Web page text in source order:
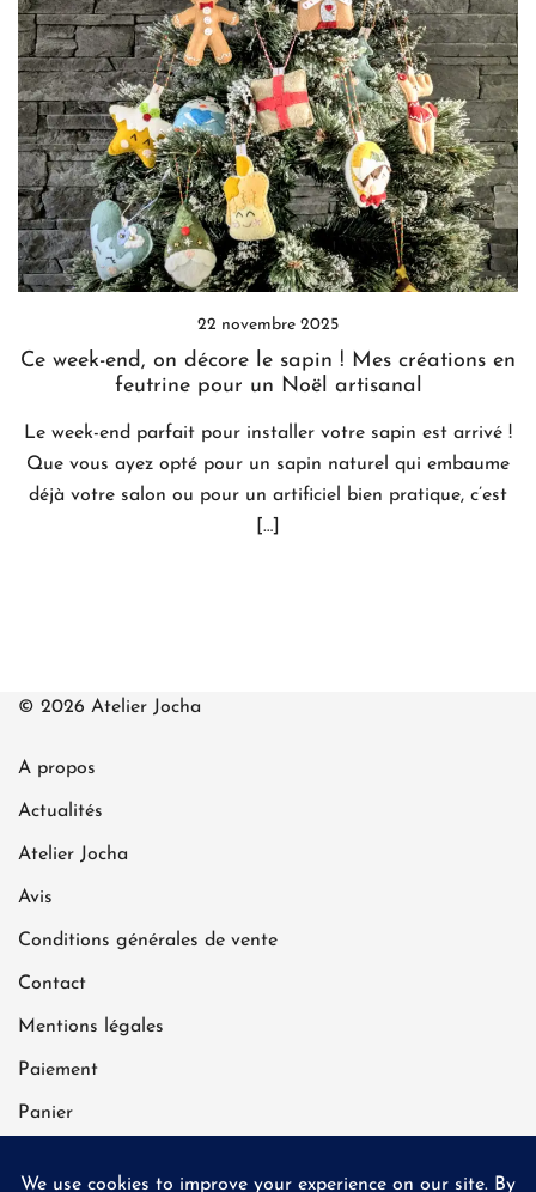
22 novembre 2025
Ce week-end, on décore le sapin ! Mes créations en
feutrine pour un Noël artisanal
Le week-end parfait pour installer votre sapin est arrivé !
Que vous ayez opté pour un sapin naturel qui embaume
déjà votre salon ou pour un artificiel bien pratique, c’est
[…]
© 2026 Atelier Jocha
A propos
Actualités
Atelier Jocha
Avis
Conditions générales de vente
Contact
Mentions légales
Paiement
Panier